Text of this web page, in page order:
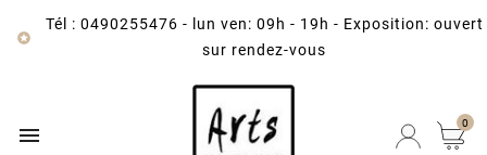

Tél : 0490255476 -
lun ven: 09h - 19h - Exposition: ouvert
sur rendez-vous
 0